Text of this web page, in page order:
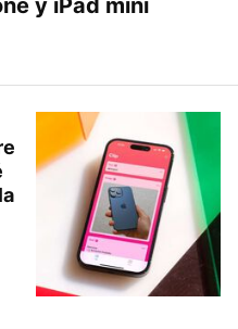
y iPad mini